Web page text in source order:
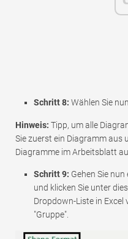
Schritt 8: Wählen Sie
Hinweis: Tipp, um alle
Sie zuerst ein Diagramm aus
Diagramme im Arbeitsblatt
Schritt 9: Gehen Sie
und klicken Sie unter
Dropdown-Liste in Excel
"Gruppe".